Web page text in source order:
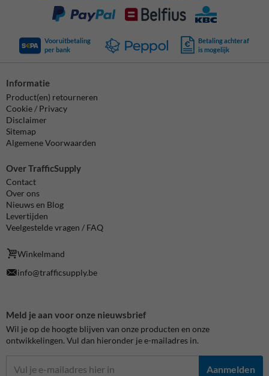
Vooruitbetaling
per bank
Betaling achteraf
is mogelijk
Informatie
Product(en) retourneren
Cookie / Privacy
Disclaimer
Sitemap
Algemene Voorwaarden
Over TrafficSupply
Contact
Over ons
Nieuws en Blog
Levertijden
Veelgestelde vragen / FAQ
Winkelmand
info@trafficsupply.be
Meld je aan voor onze nieuwsbrief
Wil je op de hoogte blijven van onze producten en onze
ontwikkelingen. Vul dan hieronder je e-mailadres in.
Aanmelden